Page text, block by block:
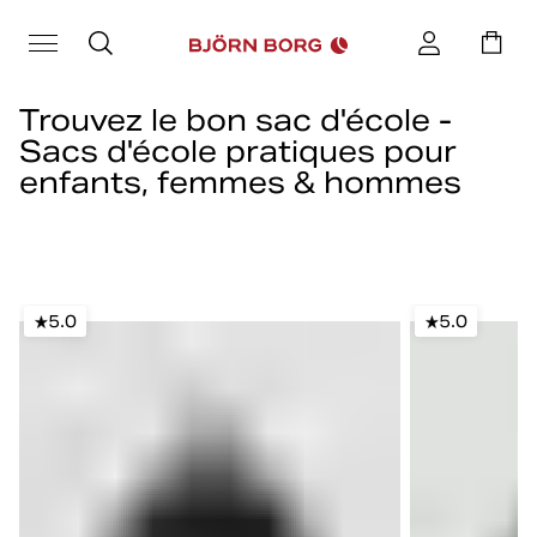
Trouvez le bon sac d'école -
Sacs d'école pratiques pour
enfants, femmes & hommes
aux sacs de sport spacieux - il y en a pour tous les goûts.
5.0 5.0